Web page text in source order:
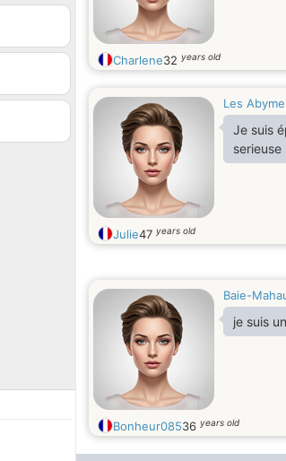
Charlene32 years old
Les
Je suis
serieuse
Julie47 years old
Baie-
je suis
Bonheur08536 years old